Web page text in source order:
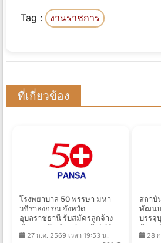
Tag : งานราชการ
ที่เกี่ยวข้อง
โรงพยาบาล 50 พรรษา มหา
วชิราลงกรณ จังหวัด
อุบลราชธานี รับสมัครลูกจ้าง
ชั่วคราวเงินบำรุง(รายวัน) 10
อัตรา ค่าจ้างวันละ 305 บาท
27 ก.ค. 2569 เวลา 19:53 น.
สถา
พัฒนบ
บรรจุ
อัตรา
ที่ 3 -
28 ก